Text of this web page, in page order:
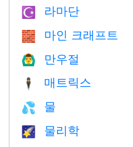
☪️ 라마단
🧱 마인 크래프트
🙆‍♂️ 만우절
🕴️ 매트릭스
💦 물
🌠 물리학